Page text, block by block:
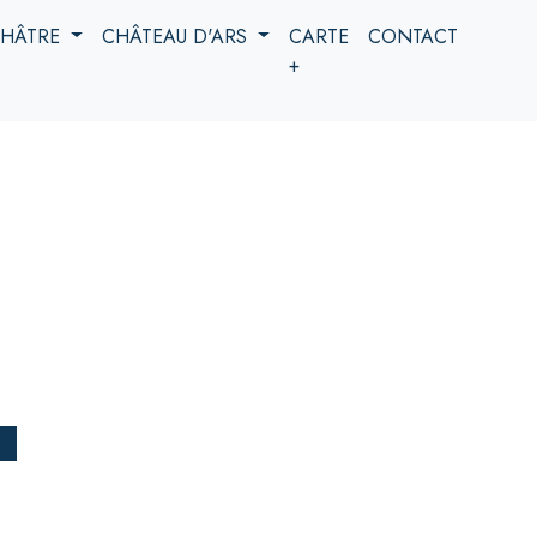
CHÂTEAU D'ARS
CARTE
+
CONTACT